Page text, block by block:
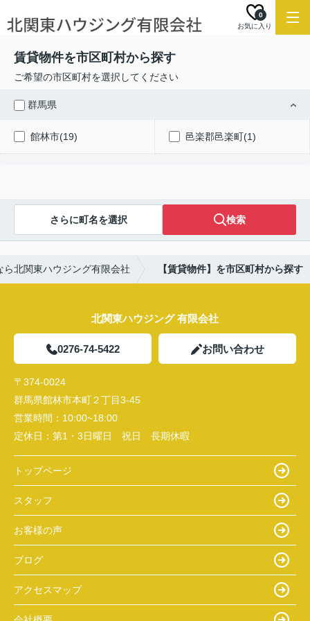
お気に入り
0
賃貸物件を市区町村から探す
ご希望の市区町村を選択してください
群馬県
館林市(19) 邑楽郡邑楽町(1)
さらに町名を選択 検索
北関東ハウジング有限会社 【賃貸物件】を市区町村から探す
北関東ハウジング 有限会社
0276-74-5422 お問い合わせ
〒374-0024
群馬県館林市本町２丁目3-45
営業時間： 10:00~18:00
定休日： 第1・3日曜日 祝日 長期休暇
トップページ
スタッフ
お客様の声
ブログ
アクセスマップ